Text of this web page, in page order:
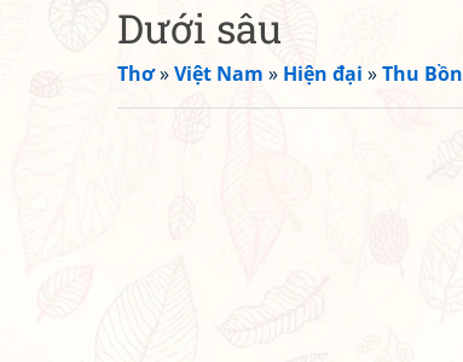
Dưới sâu
Thơ»Việt Nam » Hiện đại »Thu Bồn